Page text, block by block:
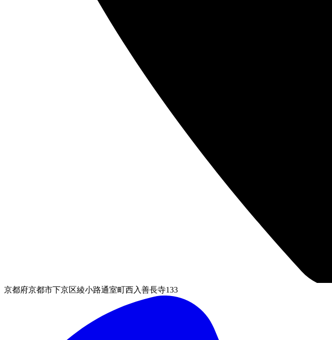
京都府京都市下京区綾小路通室町西入善長寺133